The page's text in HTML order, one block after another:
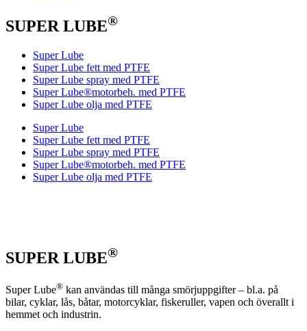
SUPER LUBE®
Super Lube
Super Lube fett med PTFE
Super Lube spray med PTFE
Super Lube®motorbeh. med PTFE
Super Lube olja med PTFE
Super Lube
Super Lube fett med PTFE
Super Lube spray med PTFE
Super Lube®motorbeh. med PTFE
Super Lube olja med PTFE
SUPER LUBE®
Super Lube® kan användas till många smörjuppgifter – bl.a. på
bilar, cyklar, lås, båtar, motorcyklar, fiskeruller, vapen och överallt i
hemmet och industrin.